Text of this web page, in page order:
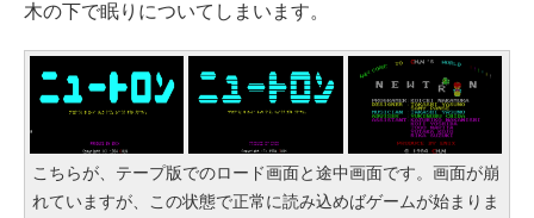
木の下で眠りについてしまいます。
こちらが、テープ版でのロード画面と途中画面です。画面が崩
れていますが、この状態で正常に読み込めばゲームが始まりま